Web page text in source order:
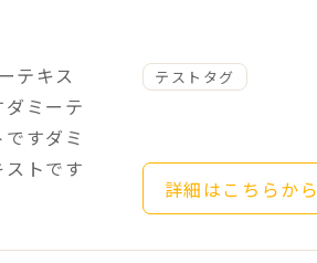
テキス
ミーテ
すダミ
トです
テストタグ
詳細はこちらから